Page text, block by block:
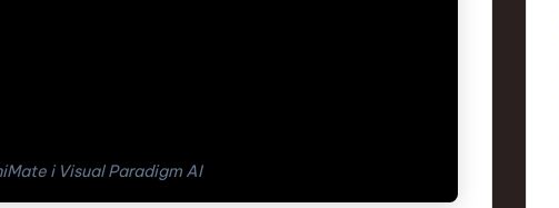
i Visual Paradigm AI